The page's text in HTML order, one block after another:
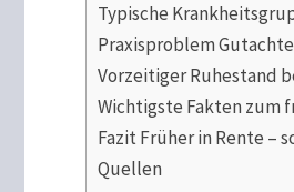
Typische
Praxisproblem
Vorzeitiger Ruhestand
Wichtigste Fakten zum
Fazit Früher in Rente –
Quellen